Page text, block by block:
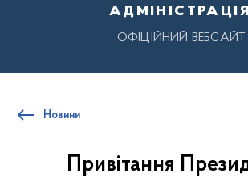
адміністрація
ОФІЦІЙНИЙ ВЕБСАЙТ
Новини
Привітання